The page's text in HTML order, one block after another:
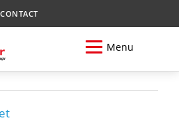
CONTACT
Menu